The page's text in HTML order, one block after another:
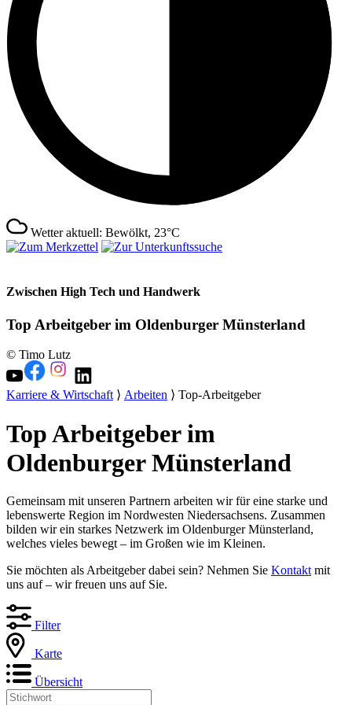
Wetter aktuell: Bewölkt, 23°C
Zwischen High Tech und Handwerk
Top Arbeitgeber im Oldenburger Münsterland
© Timo Lutz
Karriere & Wirtschaft⟩ Arbeiten ⟩ Top-Arbeitgeber
Top Arbeitgeber im
Oldenburger Münsterland
Gemeinsam mit unseren Partnern arbeiten wir für eine starke und
lebenswerte Region im Nordwesten Niedersachsens. Zusammen
bilden wir ein starkes Netzwerk im Oldenburger Münsterland,
welches vieles bewegt – im Großen wie im Kleinen.
Sie möchten als Arbeitgeber dabei sein? Nehmen Sie Kontakt mit
uns auf – wir freuen uns auf Sie.
Filter
Karte
Übersicht